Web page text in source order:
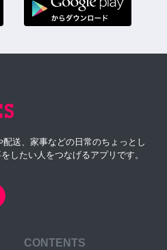
送、家事などの日常のちょっとし
したい人をつなげるアプリです。
CONTENTS